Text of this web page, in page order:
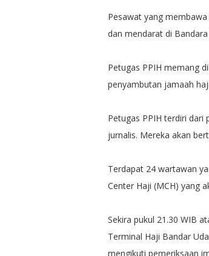
Pesawat yang
dan mendarat di
Petugas PPIH memang
penyambutan jamaah
Petugas PPIH terdiri
jurnalis. Mereka akan
Terdapat 24 wartawan
Center Haji (MCH) yang
Sekira pukul 21.30 WIB
Terminal Haji Bandar
mengikuti pemeriksaan